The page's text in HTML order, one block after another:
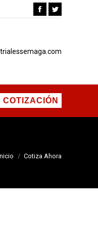
Facebook
Twitter
COTIZACIÓN
aquí:
Cotiza Ahora